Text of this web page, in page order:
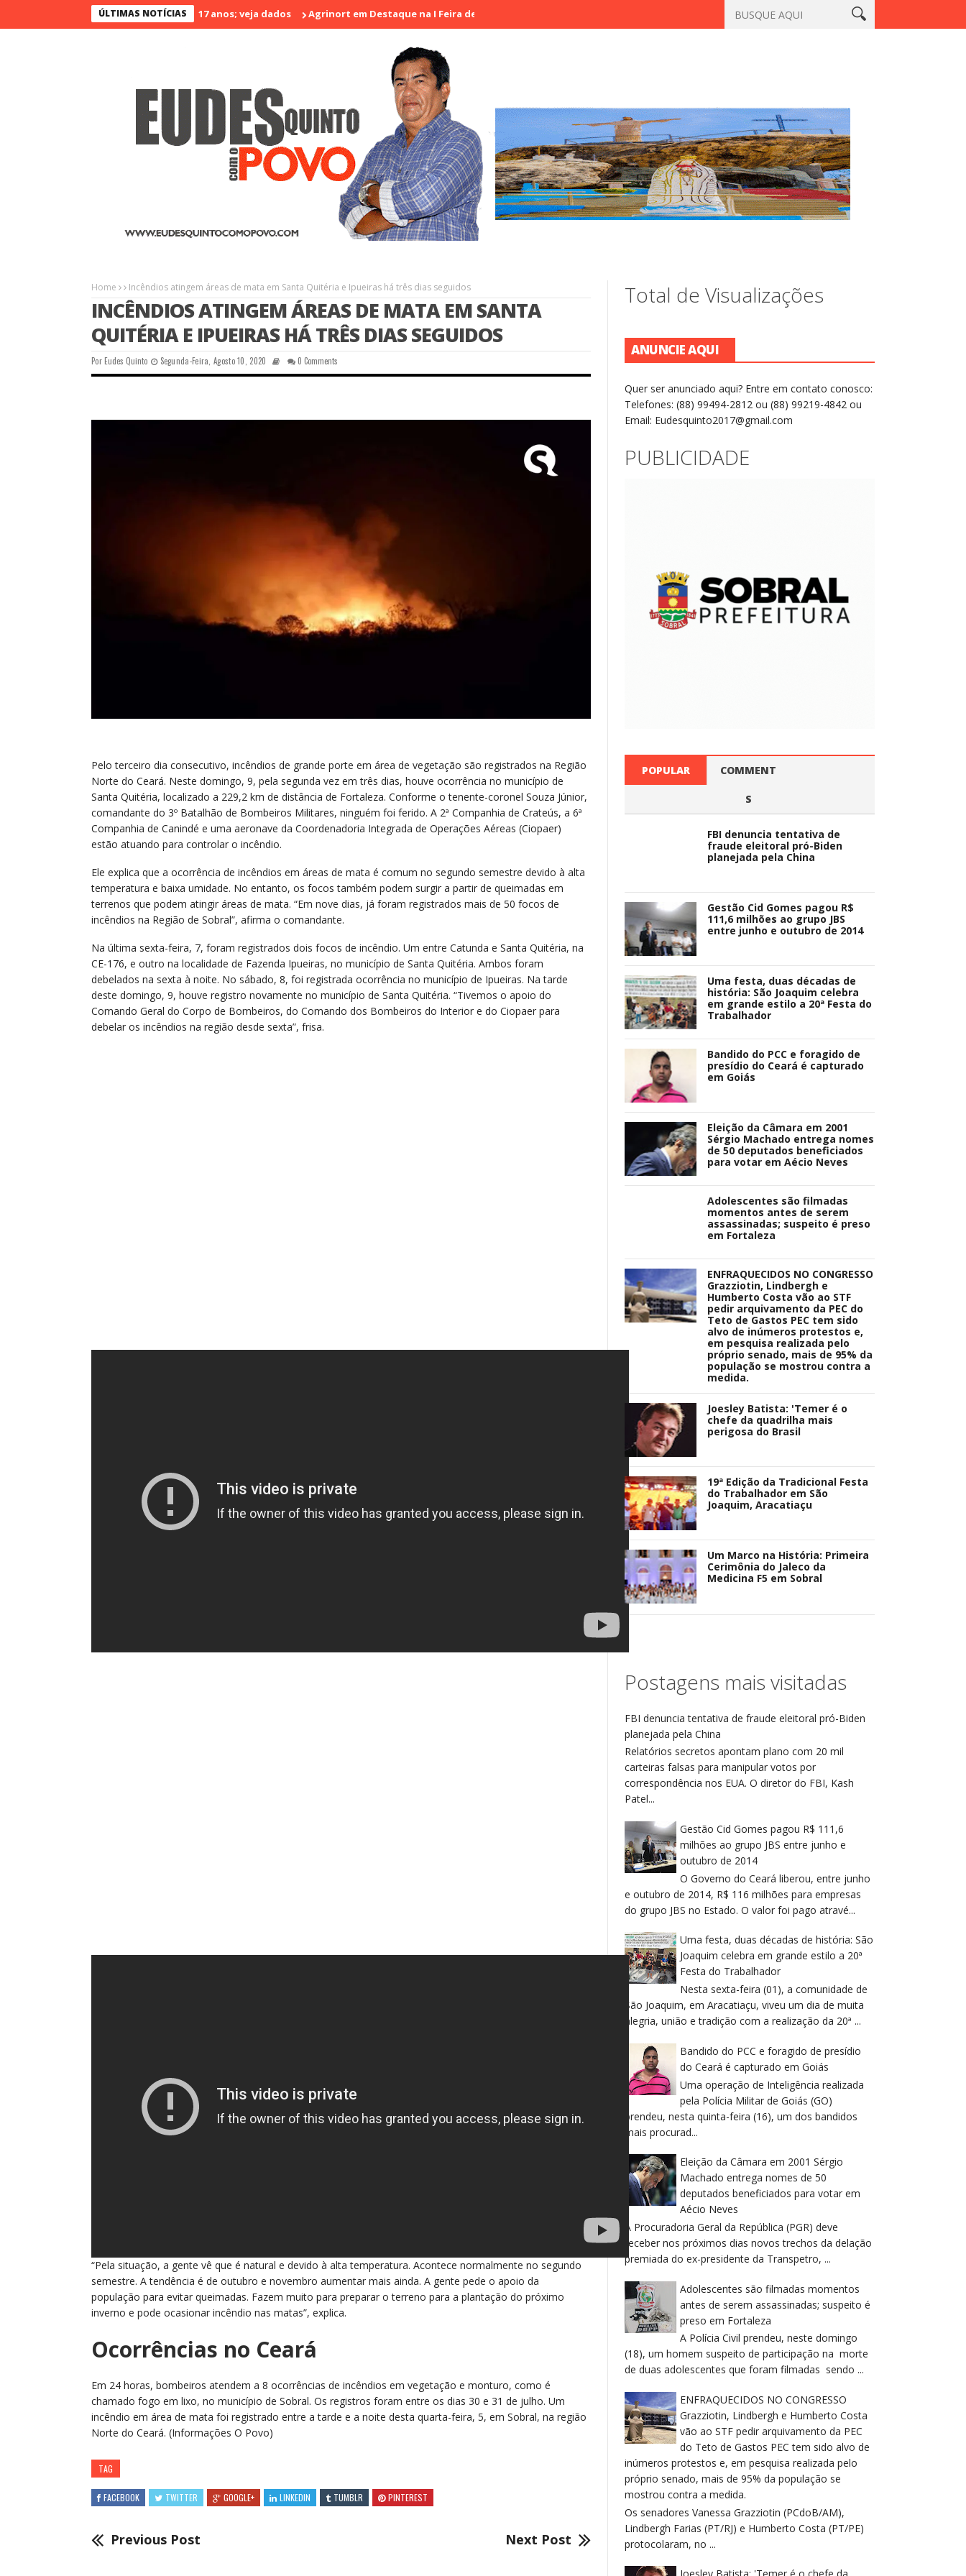
ÚLTIMAS NOTÍCIAS
o menos violento nos últimos 17 anos; veja dados Agrinort em Destaque na I Feira de Artesãos e Produtores Rurais de Aracatiaçu, Sobral Vigilante é morto a tiros em laboratório no centro de
Home Incêndios atingem áreas de mata em Santa Quitéria e Ipueiras há três dias seguidos
INCÊNDIOS ATINGEM ÁREAS DE MATA EM SANTA
QUITÉRIA E IPUEIRAS HÁ TRÊS DIAS SEGUIDOS
PorEudes Quinto Segunda-Feira, Agosto 10, 2020 0 Comments
Pelo terceiro dia consecutivo, incêndios de grande porte em área de vegetação são registrados na Região
Norte do Ceará. Neste domingo, 9, pela segunda vez em três dias, houve ocorrência no município de
Santa Quitéria, localizado a 229,2 km de distância de Fortaleza. Conforme o tenente-coronel Souza Júnior,
comandante do 3º Batalhão de Bombeiros Militares, ninguém foi ferido. A 2ª Companhia de Crateús, a 6ª
Companhia de Canindé e uma aeronave da Coordenadoria Integrada de Operações Aéreas (Ciopaer)
estão atuando para controlar o incêndio.
Ele explica que a ocorrência de incêndios em áreas de mata é comum no segundo semestre devido à alta
temperatura e baixa umidade. No entanto, os focos também podem surgir a partir de queimadas em
terrenos que podem atingir áreas de mata. “Em nove dias, já foram registrados mais de 50 focos de
incêndios na Região de Sobral”, afirma o comandante.
Na última sexta-feira, 7, foram registrados dois focos de incêndio. Um entre Catunda e Santa Quitéria, na
CE-176, e outro na localidade de Fazenda Ipueiras, no município de Santa Quitéria. Ambos foram
debelados na sexta à noite. No sábado, 8, foi registrada ocorrência no município de Ipueiras. Na tarde
deste domingo, 9, houve registro novamente no município de Santa Quitéria. “Tivemos o apoio do
Comando Geral do Corpo de Bombeiros, do Comando dos Bombeiros do Interior e do Ciopaer para
debelar os incêndios na região desde sexta”, frisa.
“Pela situação, a gente vê que é natural e devido à alta temperatura. Acontece normalmente no segundo
semestre. A tendência é de outubro e novembro aumentar mais ainda. A gente pede o apoio da
população para evitar queimadas. Fazem muito para preparar o terreno para a plantação do próximo
inverno e pode ocasionar incêndio nas matas”, explica.
Ocorrências no Ceará
Em 24 horas, bombeiros atendem a 8 ocorrências de incêndios em vegetação e monturo, como é
chamado fogo em lixo, no município de Sobral. Os registros foram entre os dias 30 e 31 de julho. Um
incêndio em área de mata foi registrado entre a tarde e a noite desta quarta-feira, 5, em Sobral, na região
Norte do Ceará. (Informações O Povo)
TAG
FACEBOOK TWITTER GOOGLE+ LINKEDIN TUMBLR PINTEREST
Previous Post Next Post
Total de Visualizações
ANUNCIE AQUI
Quer ser anunciado aqui? Entre em contato conosco:
Telefones: (88) 99494-2812 ou (88) 99219-4842 ou
Email: Eudesquinto2017@gmail.com
PUBLICIDADE
POPULAR COMMENT
S
FBI denuncia tentativa de
fraude eleitoral pró-Biden
planejada pela China
Gestão Cid Gomes pagou R$
111,6 milhões ao grupo JBS
entre junho e outubro de 2014
Uma festa, duas décadas de
história: São Joaquim celebra
em grande estilo a 20ª Festa do
Trabalhador
Bandido do PCC e foragido de
presídio do Ceará é capturado
em Goiás
Eleição da Câmara em 2001
Sérgio Machado entrega nomes
de 50 deputados beneficiados
para votar em Aécio Neves
Adolescentes são filmadas
momentos antes de serem
assassinadas; suspeito é preso
em Fortaleza
ENFRAQUECIDOS NO CONGRESSO
Grazziotin, Lindbergh e
Humberto Costa vão ao STF
pedir arquivamento da PEC do
Teto de Gastos PEC tem sido
alvo de inúmeros protestos e,
em pesquisa realizada pelo
próprio senado, mais de 95% da
população se mostrou contra a
medida.
Joesley Batista: 'Temer é o
chefe da quadrilha mais
perigosa do Brasil
19ª Edição da Tradicional Festa
do Trabalhador em São
Joaquim, Aracatiaçu
Um Marco na História: Primeira
Cerimônia do Jaleco da
Medicina F5 em Sobral
Postagens mais visitadas
FBI denuncia tentativa de fraude eleitoral pró-Biden
planejada pela China
Relatórios secretos apontam plano com 20 mil
carteiras falsas para manipular votos por
correspondência nos EUA. O diretor do FBI, Kash
Patel...
Gestão Cid Gomes pagou R$ 111,6
milhões ao grupo JBS entre junho e
outubro de 2014
O Governo do Ceará liberou, entre junho
e outubro de 2014, R$ 116 milhões para empresas
do grupo JBS no Estado. O valor foi pago atravé...
Uma festa, duas décadas de história: São
Joaquim celebra em grande estilo a 20ª
Festa do Trabalhador
Nesta sexta-feira (01), a comunidade de
São Joaquim, em Aracatiaçu, viveu um dia de muita
alegria, união e tradição com a realização da 20ª ...
Bandido do PCC e foragido de presídio
do Ceará é capturado em Goiás
Uma operação de Inteligência realizada
pela Polícia Militar de Goiás (GO)
prendeu, nesta quinta-feira (16), um dos bandidos
mais procurad...
Eleição da Câmara em 2001 Sérgio
Machado entrega nomes de 50
deputados beneficiados para votar em
Aécio Neves
A Procuradoria Geral da República (PGR) deve
receber nos próximos dias novos trechos da delação
premiada do ex-presidente da Transpetro, ...
Adolescentes são filmadas momentos
antes de serem assassinadas; suspeito é
preso em Fortaleza
A Polícia Civil prendeu, neste domingo
(18), um homem suspeito de participação na morte
de duas adolescentes que foram filmadas sendo ...
ENFRAQUECIDOS NO CONGRESSO
Grazziotin, Lindbergh e Humberto Costa
vão ao STF pedir arquivamento da PEC
do Teto de Gastos PEC tem sido alvo de
inúmeros protestos e, em pesquisa realizada pelo
próprio senado, mais de 95% da população se
mostrou contra a medida.
Os senadores Vanessa Grazziotin (PCdoB/AM),
Lindbergh Farias (PT/RJ) e Humberto Costa (PT/PE)
protocolaram, no ...